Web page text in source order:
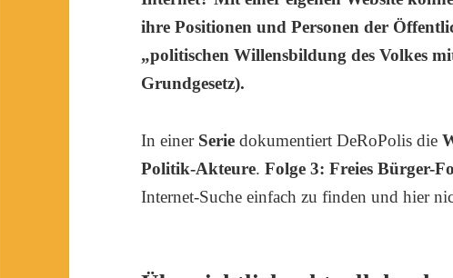
ihre Positionen und Personen der
„politischen Willensbildung des Volkes
Grundgesetz).
In einer Seriedokumentiert DeRoPolis die
Politik-Akteure.Folge 3: Freies Bürger-
Internet-Suche einfach zu finden und hier